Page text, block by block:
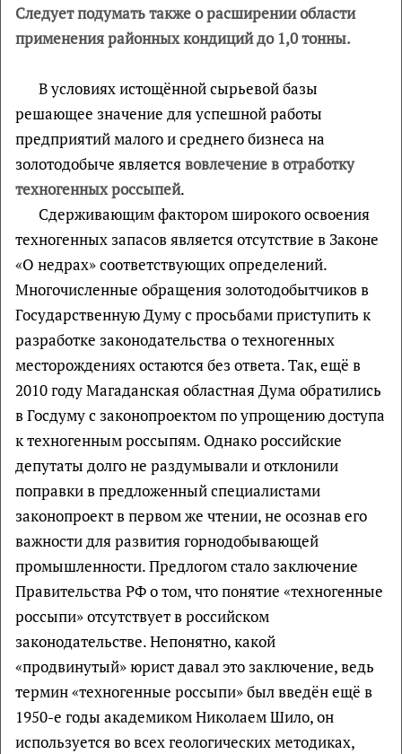
Следует подумать также о расширении области
применения районных кондиций до 1,0 тонны.
В условиях истощённой сырьевой базы
решающее значение для успешной работы
предприятий малого и среднего бизнеса на
золотодобыче являетсявовлечение в отработку
техногенных россыпей.
Сдерживающим фактором широкого освоения
техногенных запасов является отсутствие в Законе
«О недрах» соответствующих определений.
Многочисленные обращения золотодобытчиков в
Государственную Думу с просьбами приступить к
разработке законодательства о техногенных
месторождениях остаются без ответа. Так, ещё в
2010 году Магаданская областная Дума обратились
в Госдуму с законопроектом по упрощению доступа
к техногенным россыпям. Однако российские
депутаты долго не раздумывали и отклонили
поправки в предложенный специалистами
законопроект в первом же чтении, не осознав его
важности для развития горнодобывающей
промышленности. Предлогом стало заключение
Правительства РФ о том, что понятие «техногенные
россыпи» отсутствует в российском
законодательстве. Непонятно, какой
«продвинутый» юрист давал это заключение, ведь
термин «техногенные россыпи» был введён ещё в
1950-е годы академиком Николаем Шило, он
используется во всех геологических методиках,